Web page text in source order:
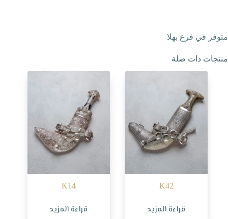
متوفر في فرع بهلا
منتجات ذات صلة
K42
قراءة المزيد
K14
قراءة المزيد